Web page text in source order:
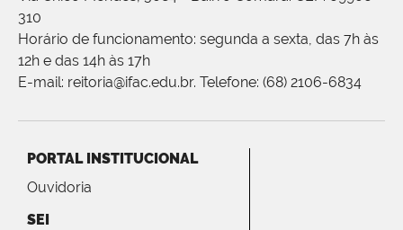
310
Horário de funcionamento: segunda a sexta, das 7h às
12h e das 14h às 17h
E-mail: reitoria@ifac.edu.br. Telefone: (68) 2106-6834
PORTAL INSTITUCIONAL
Ouvidoria
SEI